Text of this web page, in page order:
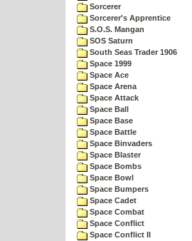
Sorcerer
Sorcerer's Apprentice
S.O.S. Mangan
SOS Saturn
South Seas Trader 1906
Space 1999
Space Ace
Space Arena
Space Attack
Space Ball
Space Base
Space Battle
Space Binvaders
Space Blaster
Space Bombs
Space Bowl
Space Bumpers
Space Cadet
Space Combat
Space Conflict
Space Conflict II